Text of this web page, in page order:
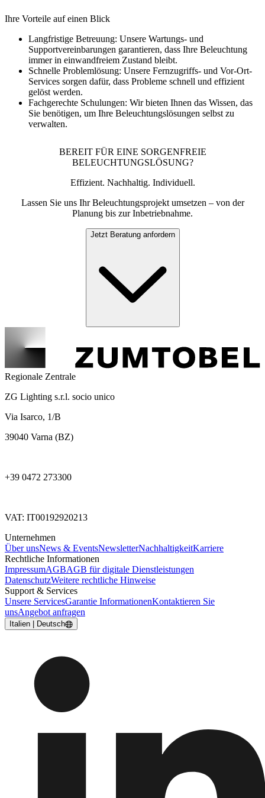
Ihre Vorteile auf einen Blick
Langfristige Betreuung: Unsere Wartungs- und
Supportvereinbarungen garantieren, dass Ihre Beleuchtung
immer in einwandfreiem Zustand bleibt.
Schnelle Problemlösung: Unsere Fernzugriffs- und Vor-Ort-
Services sorgen dafür, dass Probleme schnell und effizient
gelöst werden.
Fachgerechte Schulungen: Wir bieten Ihnen das Wissen, das
Sie benötigen, um Ihre Beleuchtungslösungen selbst zu
verwalten.
BEREIT FÜR EINE SORGENFREIE
BELEUCHTUNGSLÖSUNG?
Effizient. Nachhaltig. Individuell.
Lassen Sie uns Ihr Beleuchtungsprojekt umsetzen – von der
Planung bis zur Inbetriebnahme.
Jetzt Beratung anfordern
Regionale Zentrale
ZG Lighting s.r.l. socio unico
Via Isarco, 1/B
39040 Varna (BZ)
+39 0472 273300
VAT: IT00192920213
Unternehmen
Über unsNews & EventsNewsletterNachhaltigkeitKarriere
Rechtliche Informationen
ImpressumAGBAGB für digitale Dienstleistungen
DatenschutzWeitere rechtliche Hinweise
Support & Services
Unsere ServicesGarantie InformationenKontaktieren Sie
unsAngebot anfragen
Italien | Deutsch